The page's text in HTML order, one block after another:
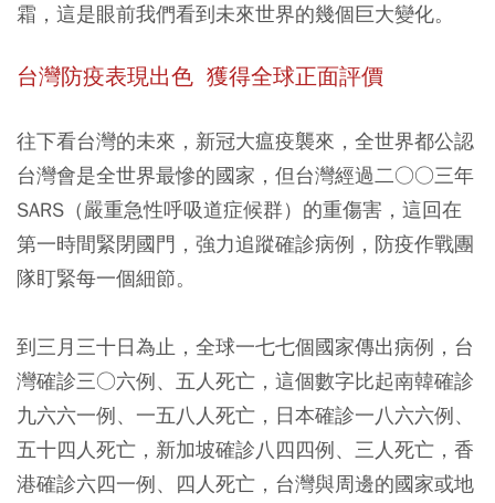
霜，這是眼前我們看到未來世界的幾個巨大變化。
台灣防疫表現出色 獲得全球正面評價
往下看台灣的未來，新冠大瘟疫襲來，全世界都公認
台灣會是全世界最慘的國家，但台灣經過二○○三年
SARS（嚴重急性呼吸道症候群）的重傷害，這回在
第一時間緊閉國門，強力追蹤確診病例，防疫作戰團
隊盯緊每一個細節。
到三月三十日為止，全球一七七個國家傳出病例，台
灣確診三○六例、五人死亡，這個數字比起南韓確診
九六六一例、一五八人死亡，日本確診一八六六例、
五十四人死亡，新加坡確診八四四例、三人死亡，香
港確診六四一例、四人死亡，台灣與周邊的國家或地